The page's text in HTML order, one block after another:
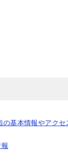
の基本情報やアクセ